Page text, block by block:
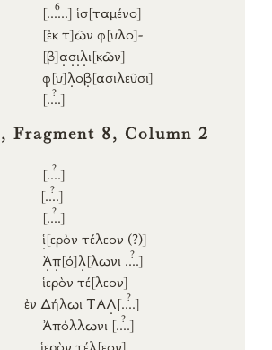
[...
6
...] ἱσ [ταμένο]
[ἐκ τ] ῶν φ [υλο]
[β] α σι λ ι [κῶν]
φ [υ] λ ο β [ασιλεῦσι]
[..
?
..]
Fragment 8, Column 2
[..
?
..]
[..
?
..]
[..
?
..]
ἱ [ερὸν τέλεον (?)]
Ἀ π [ό] λ [λωνι ..
?
..]
ἱερὸν τέ [λεον]
ἐν Δήλωι ΤΑ Λ [..
?
..]
Ἀπόλλωνι [..
?
..]
ἱερὸν τέ λ [εον]